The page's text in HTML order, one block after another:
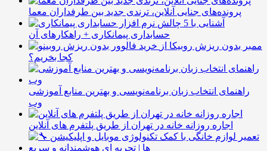
پرونده‌های جنایی آنلاین، ترندی جدید بین طرفداران معما
آشنایی با 5 چالش
حسابداری پیمانکاری + راهکارهای آن
ممبر بدون ریزش روبیکا از
کجا بخریم؟
راهنمای انتخاب زبان برنامه‌نویسی و بهترین منابع آموزشی
وب
اجاره روزانه خانه در تهران از طریق پلتفرم های آنلاین